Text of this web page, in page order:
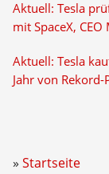
Aktuell: Tesla
mit SpaceX,
Aktuell: Tesla
Jahr von
Startseite